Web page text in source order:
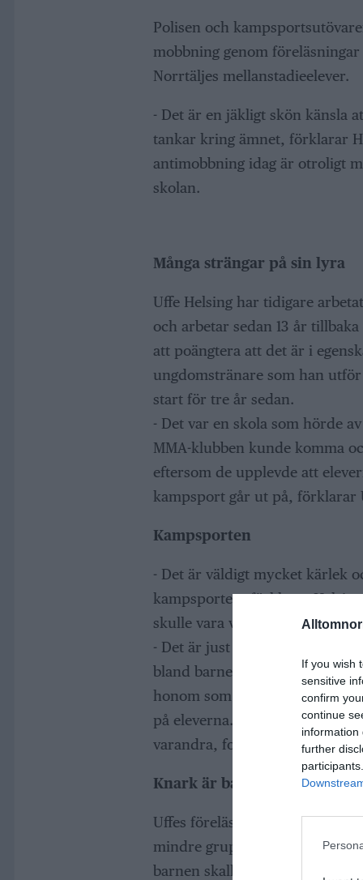
If you wish
sensitive
confirm
continue
information
further
Polisen och
mobbning genom
Norrtäljes mellanstadieelever.
- Det är en jäkligt skön känsla
tankar kring ämnet, förklarar
antimobbning idag är otroligt
skolan.
Många strängar på sin lyra
Uffe Helsing har tidigare
och arbetar sedan 13 år
att poängtera att det är i
ungdomstränare som han
start för tre år sedan.
- Det var en skola som hörde
MMA-klubben kunde komma
eftersom de upplevde att
kampsport går ut på, förklarar
Kampsporten
- Det är väldigt mycket kärlek
kampsporten, förklarar
skulle vara våldsbejankande.
- Det är just för att vi håller på
bland barnen, förklarar
honom som
på eleverna. - Jag vill få
varandra, fortsätter Uffe.
Knark är bajs
Uffes föreläsningar för
mindre grupper för att passa
barnen skall orka att vara